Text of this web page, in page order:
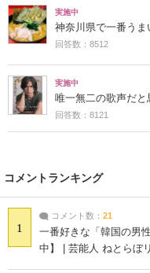
実施中
神奈川県で一番うま
回答数：8512
実施中
唯一無二の歌声だと
回答数：8121
コメントランキング
1
コメント数： 21
一番好きな「韓国の男
中】 | 芸能人 ねとらぼ